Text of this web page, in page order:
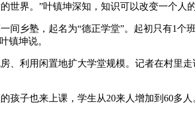
世界。”叶镇坤深知，知识可以改变一个人
间乡塾，起名为“德正学堂”。起初只有1
镇坤说。
、利用闲置地扩大学堂规模。记者在村里
孩子也来上课，学生从20来人增加到60多